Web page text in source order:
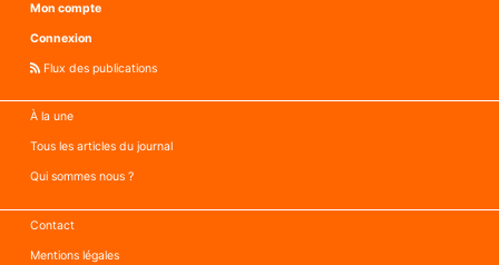
Mon compte
Connexion
Flux des publications
À la une
Tous les articles du journal
Qui sommes nous ?
Contact
Mentions légales